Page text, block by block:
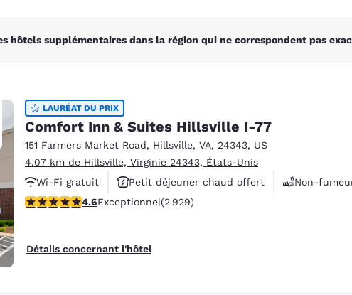
hôtels supplémentaires dans la région qui ne correspondent pas
LAURÉAT DU PRIX
Comfort Inn & Suites Hillsville I-77
151 Farmers Market Road, Hillsville, VA, 24343, US
4.07 km de Hillsville, Virginie 24343, États-Unis
Wi-Fi gratuit
Petit déjeuner chaud offert
Non-
4.6 étoiles. Exceptionnel. 2929 commentaires
4.6Exceptionnel(2 929)
Détails concernant l'hôtel